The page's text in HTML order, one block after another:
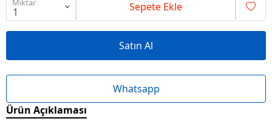
Miktar Sepete Ekle
Satın Al
Whatsapp
Ürün Açıklaması